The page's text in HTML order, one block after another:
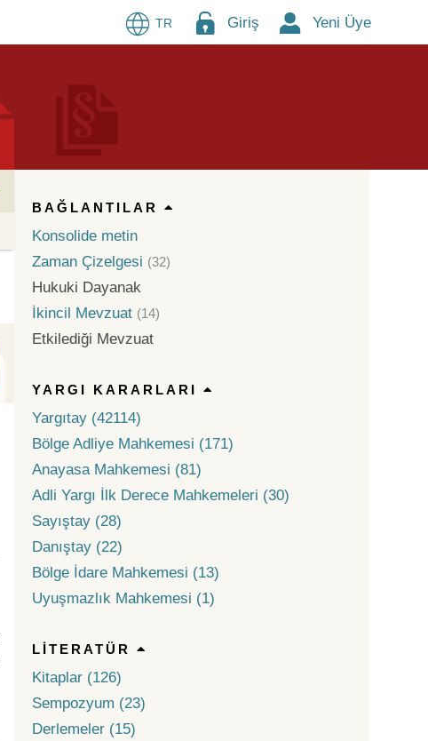
TR Giriş Yeni Üye
BAĞLANTILAR
Konsolide metin
Zaman Çizelgesi (32)
Hukuki Dayanak
İkincil Mevzuat (14)
Etkilediği Mevzuat
YARGI KARARLARI
Yargıtay (42114)
Bölge Adliye Mahkemesi (171)
Anayasa Mahkemesi (81)
Adli Yargı İlk Derece Mahkemeleri (30)
Sayıştay (28)
Danıştay (22)
Bölge İdare Mahkemesi (13)
Uyuşmazlık Mahkemesi (1)
LITERATÜR
Kitaplar (126)
Sempozyum (23)
Derlemeler (15)